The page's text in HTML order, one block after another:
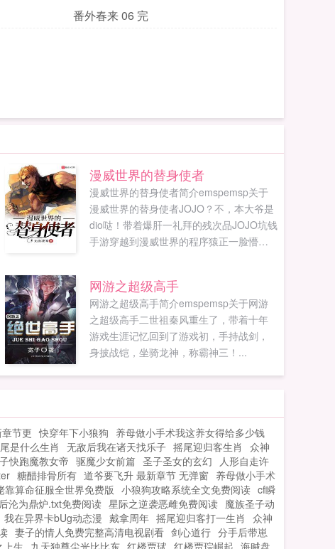
番外春来 06 完
漫威世界的替身使者
漫威世界的替身使者简介emspemsp关于
漫威世界的替身使者JOJO？不，本大爷是
dio哒！带着爆肝一礼拜的残次品JOJO坑钱
手游穿越到漫威世界的程序猿正一脸懵逼
漫威世界？请问离紫薯精到达战场还有多
长时间？对了，老子还有金手指！白金之
星，世界，疯狂钻石，轰炸空间，黄金体
验，绯红之王统统给我出！叮，新玩家您
好，您的第一位替身已抽取，祝您游戏愉
快。看着眼前正...
网游之超级高手
网游之超级高手简介emspemsp关于网游
之超级高手二世祖秦风重生了，带着十年
游戏生涯记忆回到了游戏初，手持战剑，
身披战铠，坐骑龙神，称霸神三！...
节更 快穿年下小狼狗 养母做小手术我这养女得给多少钱
是什么生肖 无敌后我在诸天找乐子 摇尾迎归客生肖 众神
快跑魔教女帝 驱魔少女前篇 圣子圣女的玄幻
人形自走许
糖醋排骨所有 道爷要飞升 最新章节 无弹窗 养母做小手术
靠算命征服全世界免费版 小狼狗攻略系统全文免费阅读 cf瞬
沦为鼎炉.txt免费阅读 星际之逆袭恶雌免费阅读 魔族圣子动
我在异界卡bUg动态漫 戴拿周年 摇尾迎归客打一生肖 众神
妻子的情人免费完整高清电视剧看 剑心道行 分手后带崽
上生 九天独尊尘光比比东 红楼贾珷 红楼贾琮崛起 海贼盘